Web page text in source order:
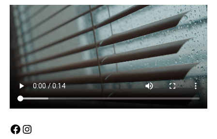
Facebook
Instagram